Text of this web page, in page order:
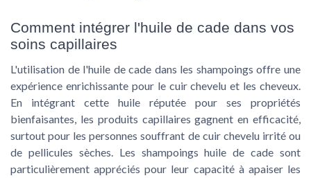
Comment intégrer l'huile de cade dans vos
soins capillaires
L'utilisation de l'huile de cade dans les shampoings offre une
expérience enrichissante pour le cuir chevelu et les cheveux.
En intégrant cette huile réputée pour ses propriétés
bienfaisantes, les produits capillaires gagnent en efficacité,
surtout pour les personnes souffrant de cuir chevelu irrité ou
de pellicules sèches. Les shampoings huile de cade sont
particulièrement appréciés pour leur capacité à apaiser les